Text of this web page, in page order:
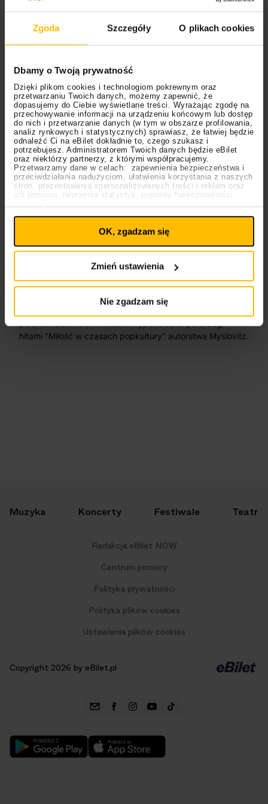
Zgoda Szczegóły O plikach cookies
Dbamy o Twoją prywatność
Dzięki plikom cookies i technologiom pokrewnym oraz
przetwarzaniu Twoich danych, możemy zapewnić, że
dopasujemy do Ciebie wyświetlane treści. Wyrażając zgodę na
przechowywanie informacji na urządzeniu końcowym lub dostęp
do nich i przetwarzanie danych (w tym w obszarze profilowania,
analiz rynkowych i statystycznych) sprawiasz, że łatwiej będzie
odnaleźć Ci na eBilet dokładnie to, czego szukasz i
potrzebujesz. Administratorem Twoich danych będzie eBilet
oraz niektórzy partnerzy, z którymi współpracujemy.
Przetwarzamy dane w celach: zapewnienia bezpieczeństwa i
przeciwdziałania nadużyciom, ułatwienia korzystania z naszych
stron, prezentowania spersonalizowanych treści i reklam oraz
ich pomiaru, tworzenia statystyk, poprawy funkcjonalności
plików cookies
wpływa na legalność uprzedniego przetwarzania.
Polityka plików cookies
OK, zgadzam się
Zmień ustawienia
Nie zgadzam się
Odkryj wyjątkowe
atrakcje na drugi
miesiąc wakacji!
Czy potrzebujemy
dziś klipu? Oleg
Hakenberg o sztuce
“I nawet kiedy będę sam…” w każdym
polskim domu – 25 lat “Miłości w czasach
popkultury” Myslovitz
polskich albumów w historii. Wypakowana po brzegi
hitami "Miłość w czasach popkultury" autorstwa Myslovitz.
Muzyka Koncerty Festiwale Teatr
Redakcja eBilet NOW
Centrum pomocy
Polityka prywatności
Polityka plików cookies
Ustawienia plików cookies
Copyright 2026 by eBilet.pl